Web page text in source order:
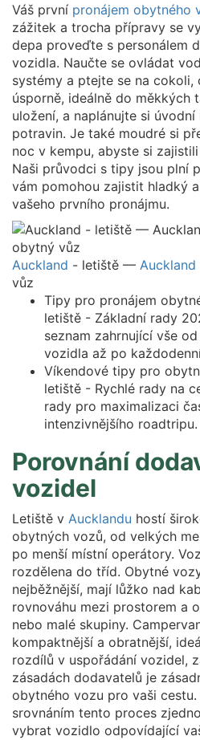
Váš první pronájem obytného
zážitek a trocha přípravy se
depa proveďte s personálem
vozidla. Naučte se ovládat
systémy a ptejte se na cokoli,
úsporně, ideálně do měkkých
uložení, a naplánujte si
potravin. Je také moudré si
noc v kempu, abyste si
Naši průvodci s tipy jsou plní
vám pomohou zajistit hladký
vašeho prvního pronájmu.
Auckland - letiště — Auckland
vůz
Tipy pro pronájem
letiště - Základní rady
seznam zahrnující vše
vozidla až po
Víkendové tipy pro
letiště - Rychlé rady na
rady pro maximalizaci
intenzivnějšího roadtripu.
Porovnání
vozidel
Letiště v Aucklandu hostí
obytných vozů, od velkých
po menší místní operátory.
rozdělena do tříd. Obytné
nejběžnější, mají lůžko nad
rovnováhu mezi prostorem a
nebo malé skupiny.
kompaktnější a obratnější,
rozdílů v uspořádání vozidel,
zásadách dodavatelů je
obytného vozu pro vaši
srovnáním tento proces
vybrat vozidlo odpovídající